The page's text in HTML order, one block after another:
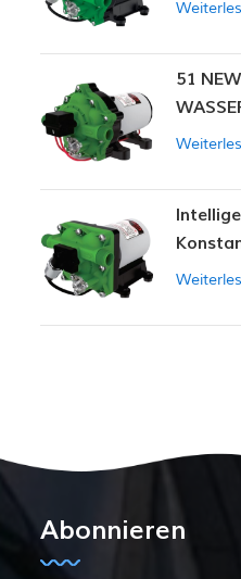
51
der
Abonnieren